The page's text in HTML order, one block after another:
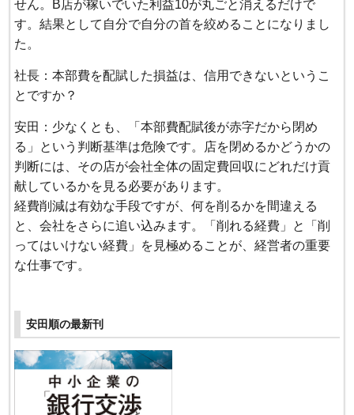
せん。B店が稼いでいた利益10が丸ごと消えるだけで
す。結果として自分で自分の首を絞めることになりまし
た。
社長：本部費を配賦した損益は、信用できないというこ
とですか？
安田：少なくとも、「本部費配賦後が赤字だから閉め
る」という判断基準は危険です。店を閉めるかどうかの
判断には、その店が会社全体の固定費回収にどれだけ貢
献しているかを見る必要があります。
経費削減は有効な手段ですが、何を削るかを間違える
と、会社をさらに追い込みます。「削れる経費」と「削
ってはいけない経費」を見極めることが、経営者の重要
な仕事です。
安田順の最新刊